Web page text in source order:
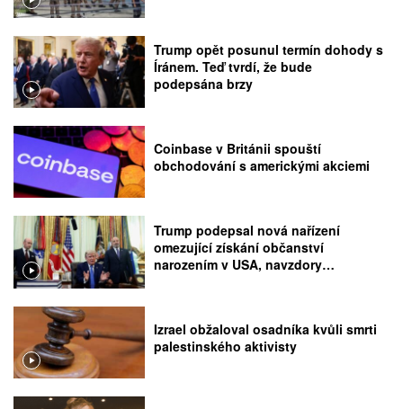
Trump opět posunul termín dohody s
Íránem. Teď tvrdí, že bude
podepsána brzy
Coinbase v Británii spouští
obchodování s americkými akciemi
Trump podepsal nová nařízení
omezující získání občanství
narozením v USA, navzdory
Izrael obžaloval osadníka kvůli smrti
palestinského aktivisty